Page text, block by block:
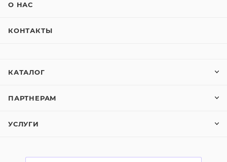
О НАС
КОНТАКТЫ
КАТАЛОГ
ПАРТНЕРАМ
УСЛУГИ